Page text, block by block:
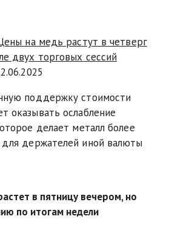
на медь растут в четверг
двух торговых сессий
поддержку стоимости
оказывать ослабление
делает металл более
держателей иной валюты
в пятницу вечером, но
по итогам недели